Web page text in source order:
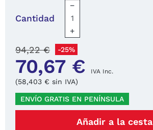
Cantidad
−
+
70,67 € IVA Inc.
94,22 € -25%
(58,403 € sin IVA)
ENVÍO GRATIS EN PENÍNSULA
Añadir a la cesta